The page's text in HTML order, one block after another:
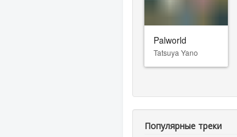
Palworld
Tatsuya Yano
Популярные треки